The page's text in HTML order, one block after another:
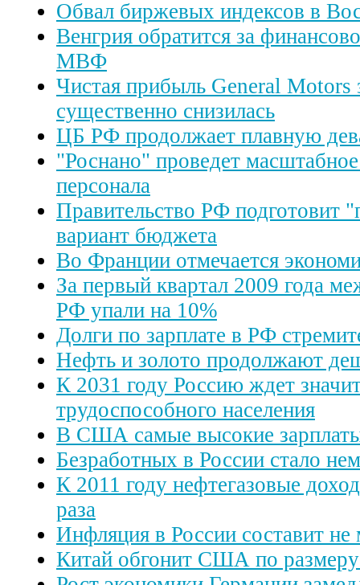
Обвал биржевых индексов в
Венгрия обратится за
МВФ
Чистая прибыль General Motors
существенно снизилась
ЦБ РФ продолжает плавную
"Роснано" проведет
персонала
Правительство РФ подготовит
вариант бюджета
Во Франции отмечается
За первый квартал 2009 года
РФ упали на 10%
Долги по зарплате в РФ
Нефть и золото продолжают
К 2031 году Россию ждет
трудоспособного населения
В США самые высокие
Безработных в России стало
К 2011 году нефтегазовые
раза
Инфляция в России составит не
Китай обгонит США по